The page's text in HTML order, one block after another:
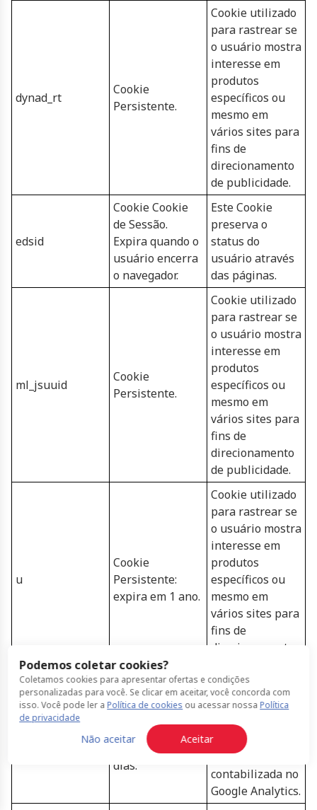
dynad_rt
Cookie
Persistente.
Cookie utilizado
para rastrear se
o usuário mostra
interesse em
produtos
específicos ou
mesmo em
vários sites para
fins de
direcionamento
de publicidade.
edsid
Cookie Cookie
de Sessão.
Expira quando o
usuário encerra
o navegador.
Este Cookie
preserva o
status do
usuário através
das páginas.
ml_jsuuid
Cookie
Persistente.
Cookie utilizado
para rastrear se
o usuário mostra
interesse em
produtos
específicos ou
mesmo em
vários sites para
fins de
direcionamento
de publicidade.
u
Cookie
Persistente:
expira em 1 ano.
Cookie utilizado
para rastrear se
o usuário mostra
interesse em
produtos
específicos ou
mesmo em
vários sites para
fins de
direcionamento
ua_campaign
Cookie
Persistente:
expira em 29
dias.
Registra a qual é
a campanha que
será coletada no
Google Tag
Manager e
contabilizada no
Google Analytics.
Podemos coletar cookies?
Coletamos cookies para apresentar ofertas e condições
personalizadas para você. Se clicar em aceitar, você concorda com
isso. Você pode ler a Política de cookies ou acessar nossa Política
de privacidade
Não aceitar Aceitar